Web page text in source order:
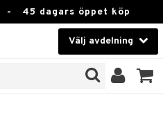
- 45 dagars öppet köp
Välj avdelning